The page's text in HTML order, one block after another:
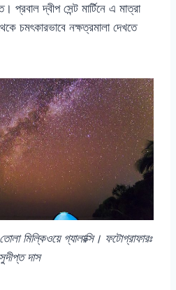
প্রবাল দ্বীপ সেন্ট মার্টিনে এ মাত্রা
চমৎকারভাবে নক্ষত্রমালা দেখতে
মিল্কিওয়ে গ্যালাক্সি। ফটোগ্রাফারঃ
সুদীপ্ত দাস